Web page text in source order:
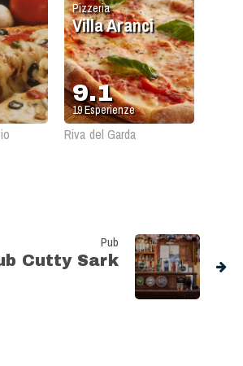
Pizzeria
Villa Aranci
9.1
19Esperienze
Riva del Garda
Pub
Cutty Sark